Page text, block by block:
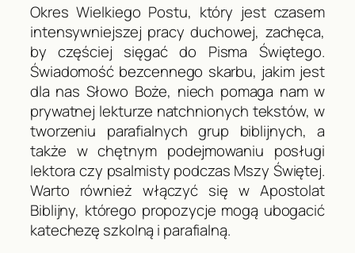
Okres Wielkiego Postu, który jest czasem
intensywniejszej pracy duchowej, zachęca,
by częściej sięgać do Pisma Świętego.
Świadomość bezcennego skarbu, jakim jest
dla nas Słowo Boże, niech pomaga nam w
prywatnej lekturze natchnionych tekstów, w
tworzeniu parafialnych grup biblijnych, a
także w chętnym podejmowaniu posługi
lektora czy psalmisty podczas Mszy Świętej.
Warto również włączyć się w Apostolat
Biblijny, którego propozycje mogą ubogacić
katechezę szkolną i parafialną.